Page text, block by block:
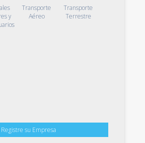
y
Transporte
Aéreo
Transporte
Terrestre
Registre su Empresa